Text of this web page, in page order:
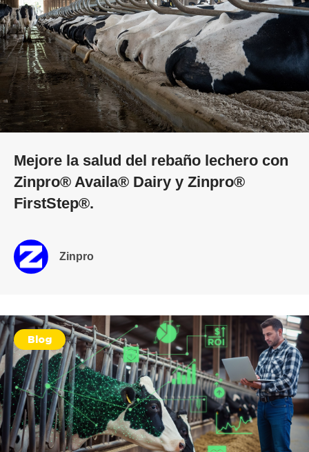
Mejore la salud del rebaño lechero con
Zinpro® Availa® Dairy y Zinpro®
FirstStep®.
Zinpro
Blog